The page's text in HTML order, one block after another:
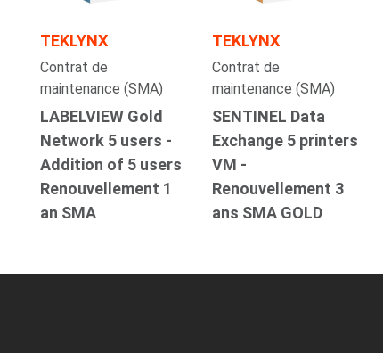
TEKLYNX
Contrat de
maintenance (SMA)
LABELVIEW Gold
Network 5 users -
Addition of 5 users
Renouvellement 1
an SMA
TEKLYNX
Contrat de
maintenance (SMA)
SENTINEL Data
Exchange 5 printers
VM -
Renouvellement 3
ans SMA GOLD